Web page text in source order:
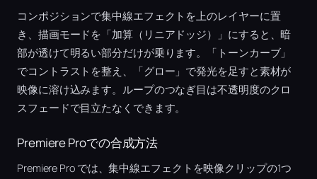
コンポジションで集中線エフェクトを上のレイヤーに置
き、描画モードを「加算（リニアドッジ）」にすると、暗
部が透けて明るい部分だけが乗ります。「トーンカーブ」
でコントラストを整え、「グロー」で発光を足すと素材が
映像に溶け込みます。ループのつなぎ目は不透明度のクロ
スフェードで目立たなくできます。
Premiere Proでの合成方法
Premiere Pro では、集中線エフェクトを映像クリップの1つ